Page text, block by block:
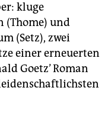
kluge
(Thome) und
(Setz), zwei
einer erneuerten
Goetz’ Roman